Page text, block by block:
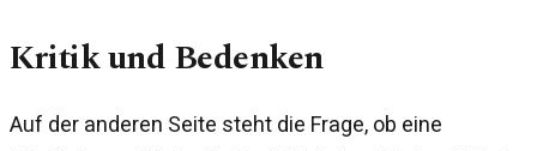
Kritik und Bedenken
Auf der anderen Seite steht die Frage, ob eine